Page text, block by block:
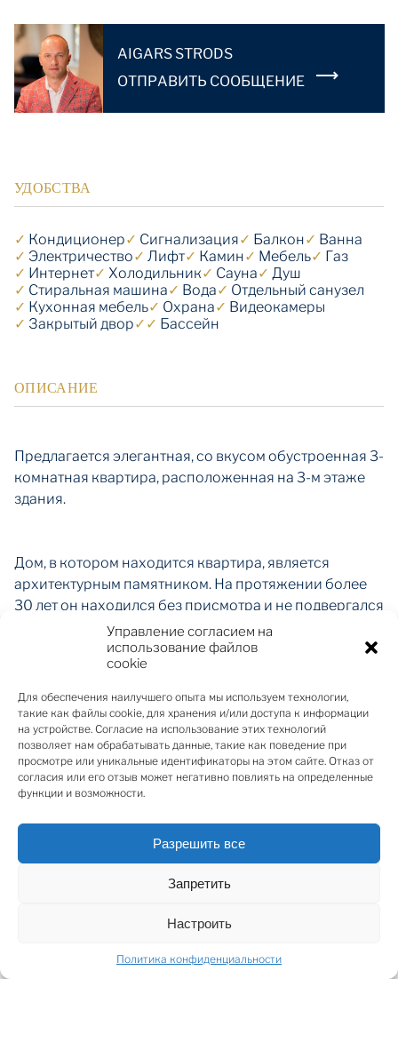
Управление согласием на
использование файлов
cookie
Для обеспечения наилучшего опыта мы используем технологии,
такие как файлы cookie, для хранения и/или доступа к информации
на устройстве. Согласие на использование этих технологий
позволяет нам обрабатывать данные, такие как поведение при
просмотре или уникальные идентификаторы на этом сайте. Отказ от
согласия или его отзыв может негативно повлиять на определенные
функции и возможности.
Разрешить все
Запретить
Настроить
Политика конфиденциальности
AIGARS STRODS
OТПРАВИТЬ СООБЩЕНИЕ
УДОБСТВА
✓ Кондиционер✓ Cигнализация✓ Балкон✓ Ванна
✓ Электричество✓ Лифт✓ Камин✓ Мебель✓ Газ
✓ Интернет✓ Холодильник✓ Сауна✓ Душ
✓ Стиральная машина✓ Вода✓ Отдельный санузел
✓ Кухонная мебель✓ Охрана✓ Видеокамеры
✓ Закрытый двор✓ ✓ Бассейн
ОПИСАНИЕ
Предлагается элегантная, со вкусом обустроенная 3-
комнатная квартира, расположенная на 3-м этаже
здания.
Дом, в котором находится квартира, является
архитектурным памятником. На протяжении более
30 лет он находился без присмотра и не подвергался
реконструкции. В 2013 году была начата масштабная
реставрация с целью создания современного и
комфортного жилого комплекса, сочетающего
историческое очарование с удобствами 21 века.
В результате был создан комплекс из трёх зданий,
включающий всего 12 тщательно продуманных
квартир, предназначенных для тех, кто ценит
высокое качество, комфорт и утончённый дизайн.
Для удобства жителей комплекса предусмотрен
частный SPA и небольшая, но функциональная
спортивная зона. Также жильцы могут отдыхать во
взглядов, с видом на Англиканскую церковь. В
выпить кофе, встретиться с соседями или друзьями,